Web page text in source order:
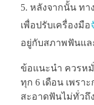
หลังจากนั้น ทา
เพื่อปรับเครื่องมือ
อยู่กับสภาพฟันแ
ข้อแนะนำ ควรห
ทุก 6 เดือน เพรา
สะอาดฟันไม่ทั่วถึ